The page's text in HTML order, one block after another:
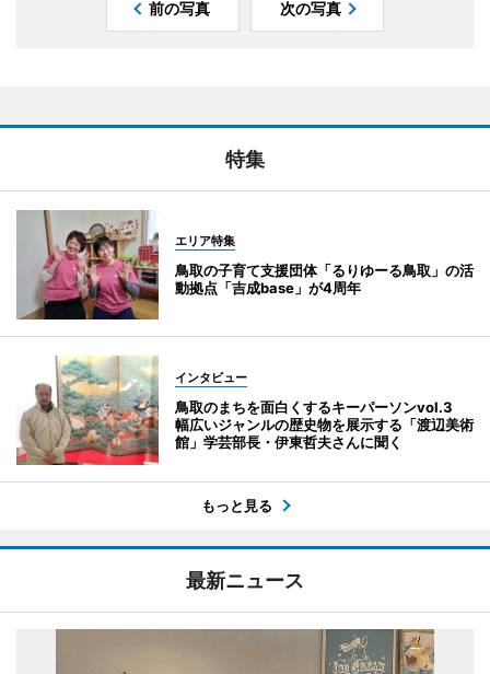
前の写真 次の写真
特集
エリア特集
鳥取の子育て支援団体「るりゆーる鳥取」の活
動拠点「吉成base」が4周年
インタビュー
鳥取のまちを面白くするキーパーソンvol.3
幅広いジャンルの歴史物を展示する「渡辺美術
館」学芸部長・伊東哲夫さんに聞く
もっと見る
最新ニュース